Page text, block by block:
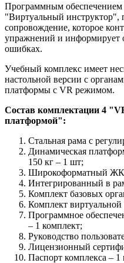
Программным обеспечением
"Виртуальный инструктор",
сопровождение, которое
упражнений и
ошибках.
Учебный комплекс имеет
настольной версии с
платформы с VR режимом.
Состав комплектации 4
платформой":
Стальная рама с
Динамическая
150 кг – 1 шт;
Широкоформатный
Интегрированный в
Комплект базовых
Комплект виртуальной
Программное
– 1 комплект;
Руководство
Лицензионный
Паспорт комплекса – 1